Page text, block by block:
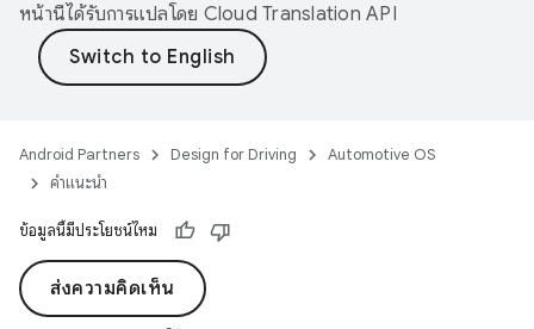
หน้านี้ได้รับการแปลโดย Cloud Translation API
Android Partners Design for Driving
Automotive OS
คำแนะนำ
ข้อมูลนี้มีประโยชน์ไหม
ส่งความคิดเห็น